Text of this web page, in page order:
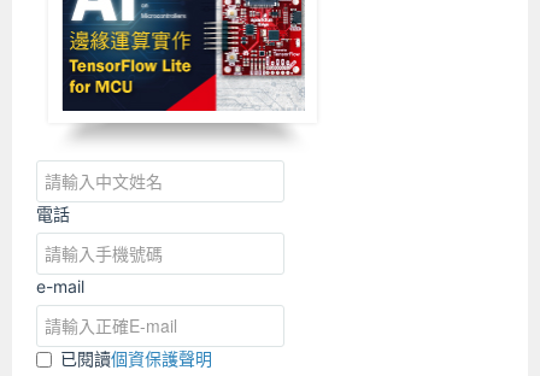
電話
e-mail
已閱讀個資保護聲明